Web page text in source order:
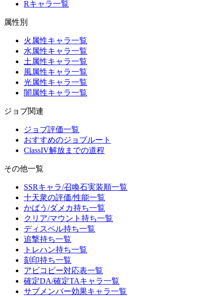
Rキャラ一覧
属性別
火属性キャラ一覧
水属性キャラ一覧
土属性キャラ一覧
風属性キャラ一覧
光属性キャラ一覧
闇属性キャラ一覧
ジョブ関連
ジョブ評価一覧
おすすめのジョブルート
ClassIV解放までの道程
その他一覧
SSRキャラ/召喚石実装順一覧
十天衆の評価/性能一覧
かばう/ダメカ持ち一覧
クリア/マウント持ち一覧
ディスペル持ち一覧
追撃持ち一覧
トレハン持ち一覧
刻印持ち一覧
アビコピー対応表一覧
確定DA/確定TAキャラ一覧
サブメンバー効果キャラ一覧